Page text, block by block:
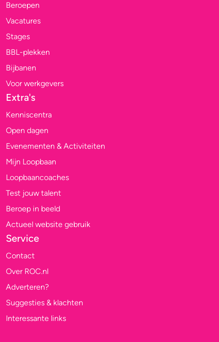
Beroepen
Vacatures
Stages
BBL-plekken
Bijbanen
Voor werkgevers
Extra's
Kenniscentra
Open dagen
Evenementen & Activiteiten
Mijn Loopbaan
Loopbaancoaches
Test jouw talent
Beroep in beeld
Actueel website gebruik
Service
Contact
Over ROC.nl
Adverteren?
Suggesties & klachten
Interessante links